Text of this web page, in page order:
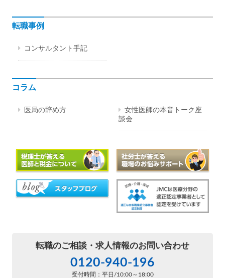
転職事例
コンサルタント手記
コラム
医局の辞め方
女性医師の本音トーク座
談会
転職のご相談・ 求人情報のお問い合わせ
0120-940-196
受付時間：平日/10:00～18:00